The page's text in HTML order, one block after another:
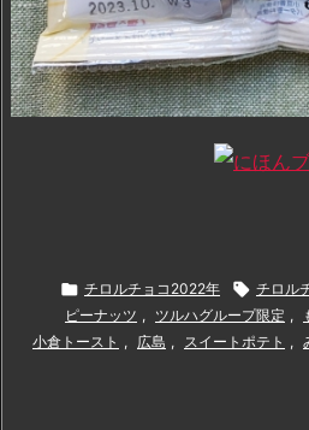
 チロルチョコ2022年  チロル
ピーナッツ , ツルハグループ限定 ,
小倉トースト , 広島 , スイートポテト ,